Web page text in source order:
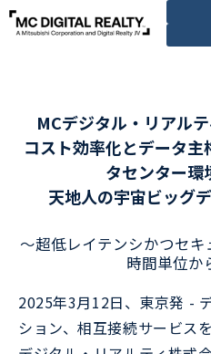
データセ
導
ブ
お知
会社・採
MCデジタル・リアル
コスト効率化とデータ
タセンター環
天地人の宇宙ビッグ
～超低レイテンシかつセ
時間単位か
2025年3月12日、東京発 -
ション、相互接続サービス